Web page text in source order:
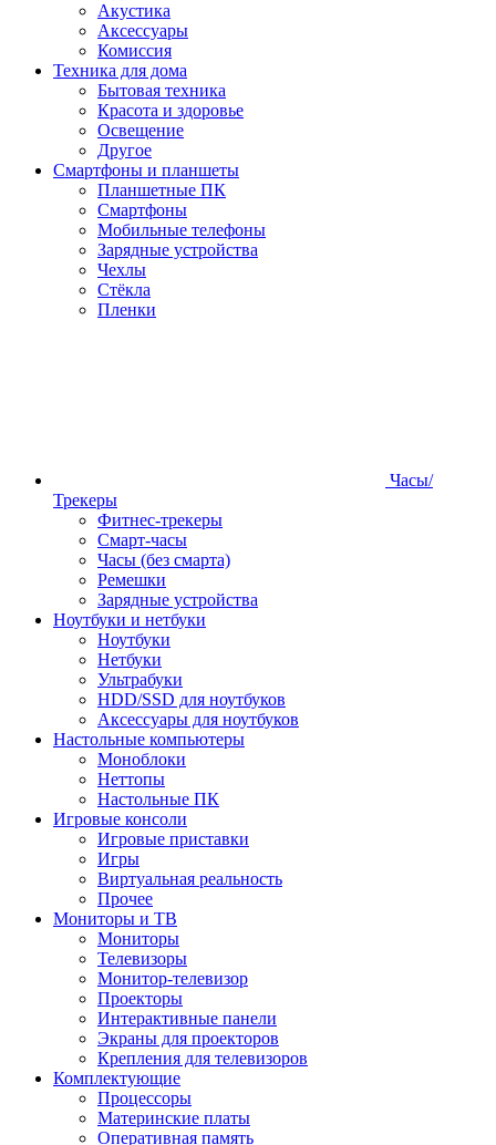
Акустика
Аксессуары
Комиссия
Техника для дома
Бытовая техника
Красота и здоровье
Освещение
Другое
Смартфоны и планшеты
Планшетные ПК
Смартфоны
Мобильные телефоны
Зарядные устройства
Чехлы
Стёкла
Пленки
Часы/
Трекеры
Фитнес-трекеры
Смарт-часы
Часы (без смарта)
Ремешки
Зарядные устройства
Ноутбуки и нетбуки
Ноутбуки
Нетбуки
Ультрабуки
HDD/SSD для ноутбуков
Аксессуары для ноутбуков
Настольные компьютеры
Моноблоки
Неттопы
Настольные ПК
Игровые консоли
Игровые приставки
Игры
Виртуальная реальность
Прочее
Мониторы и ТВ
Мониторы
Телевизоры
Монитор-телевизор
Проекторы
Интерактивные панели
Экраны для проекторов
Крепления для телевизоров
Комплектующие
Процессоры
Материнские платы
Оперативная память